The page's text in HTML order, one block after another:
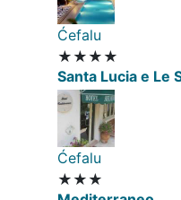
Ćefalu
★★★★
Santa Lucia e Le
Ćefalu
★★★